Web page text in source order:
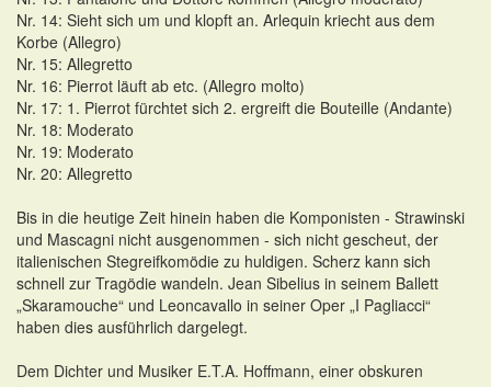
Nr. 14: Sieht sich um und klopft an. Arlequin kriecht aus dem
Korbe (Allegro)
Nr. 15: Allegretto
Nr. 16: Pierrot läuft ab etc. (Allegro molto)
Nr. 17: 1. Pierrot fürchtet sich 2. ergreift die Bouteille (Andante)
Nr. 18: Moderato
Nr. 19: Moderato
Nr. 20: Allegretto
Bis in die heutige Zeit hinein haben die Komponisten - Strawinski
und Mascagni nicht ausgenommen - sich nicht gescheut, der
italienischen Stegreifkomödie zu huldigen. Scherz kann sich
schnell zur Tragödie wandeln. Jean Sibelius in seinem Ballett
„Skaramouche“ und Leoncavallo in seiner Oper „I Pagliacci“
haben dies ausführlich dargelegt.
Dem Dichter und Musiker E.T.A. Hoffmann, einer obskuren